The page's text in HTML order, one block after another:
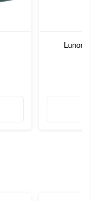
Lunor